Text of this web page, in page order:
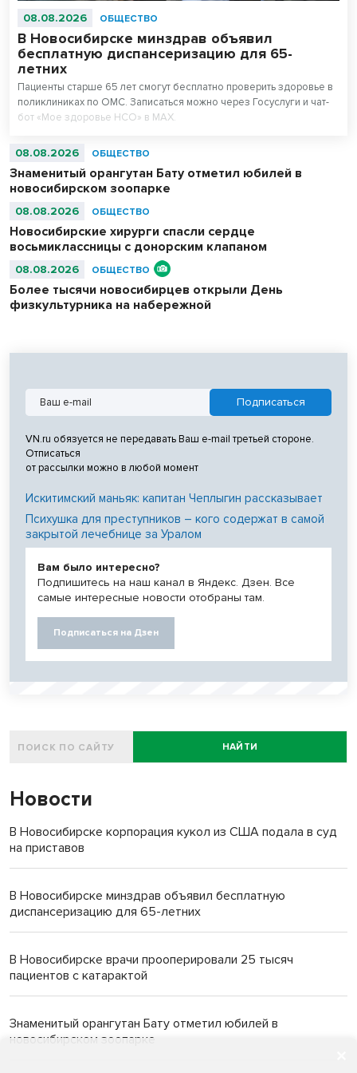
08.08.2026 ОБЩЕСТВО
В Новосибирске минздрав объявил
бесплатную диспансеризацию для 65-
летних
Пациенты старше 65 лет смогут бесплатно проверить здоровье в
поликлиниках по ОМС. Записаться можно через Госуслуги и чат-
бот «Мое здоровье НСО» в МАХ.
08.08.2026 ОБЩЕСТВО
Знаменитый орангутан Бату отметил юбилей в
новосибирском зоопарке
08.08.2026 ОБЩЕСТВО
Новосибирские хирурги спасли сердце
восьмиклассницы с донорским клапаном
08.08.2026 ОБЩЕСТВО
Более тысячи новосибирцев открыли День
физкультурника на набережной
VN.ru обязуется не передавать Ваш e-mail третьей стороне.
Отписаться
от рассылки можно в любой момент
Искитимский маньяк: капитан Чеплыгин рассказывает
Психушка для преступников – кого содержат в самой
закрытой лечебнице за Уралом
Вам было интересно?
Подпишитесь на наш канал в Яндекс. Дзен. Все
самые интересные новости отобраны там.
Подписаться на Дзен
НАЙТИ
Новости
В Новосибирске корпорация кукол из США подала в суд
на приставов
В Новосибирске минздрав объявил бесплатную
диспансеризацию для 65-летних
В Новосибирске врачи прооперировали 25 тысяч
пациентов с катарактой
Знаменитый орангутан Бату отметил юбилей в
новосибирском зоопарке